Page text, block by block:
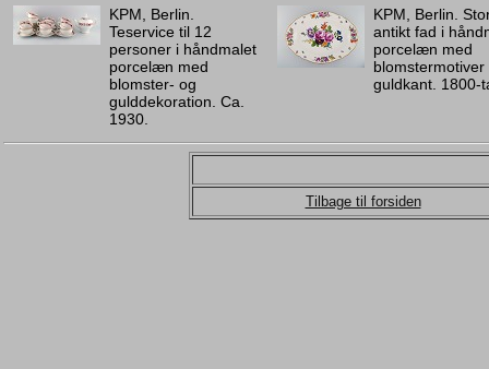
KPM, Berlin.
Teservice til 12
personer i håndmalet
porcelæn med
blomster- og
gulddekoration. Ca.
1930.
KPM, Berlin.
antikt fad i
porcelæn med
blomstermotiver
guldkant. 1800-
Tilbage til forsiden